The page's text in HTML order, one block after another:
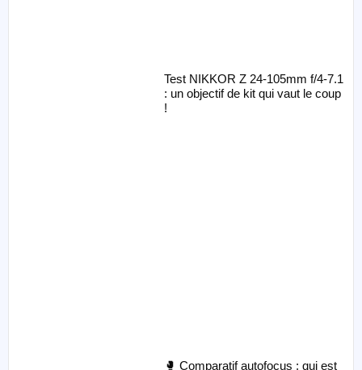
Test NIKKOR Z 24-105mm f/4-7.1
: un objectif de kit qui vaut le coup
!
🥊 Comparatif autofocus : qui est